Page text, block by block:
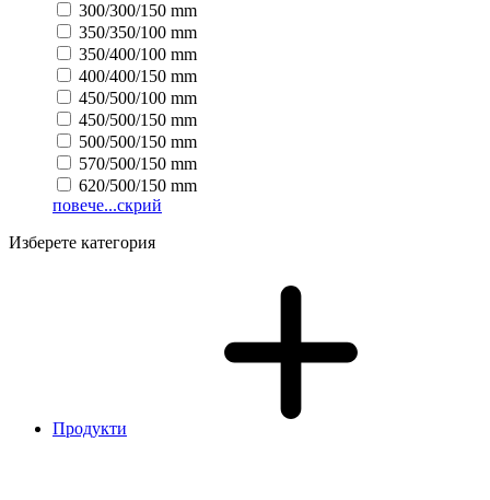
300/300/150 mm
350/350/100 mm
350/400/100 mm
400/400/150 mm
450/500/100 mm
450/500/150 mm
500/500/150 mm
570/500/150 mm
620/500/150 mm
повече...скрий
Изберете категория
Продукти